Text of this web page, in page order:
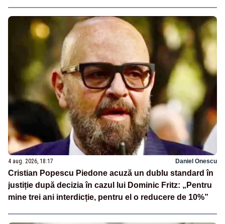
4 aug. 2026, 18:17 Daniel Onescu
Cristian Popescu Piedone acuză un dublu standard în
justiție după decizia în cazul lui Dominic Fritz: „Pentru
mine trei ani interdicție, pentru el o reducere de 10%”